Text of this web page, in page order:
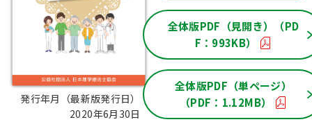
発行年月（最新版発行日）：
2020年6月30日
全体版PDF（見開き）（PD
F：993KB）
全体版PDF（単ページ）
（PDF：1.12MB）